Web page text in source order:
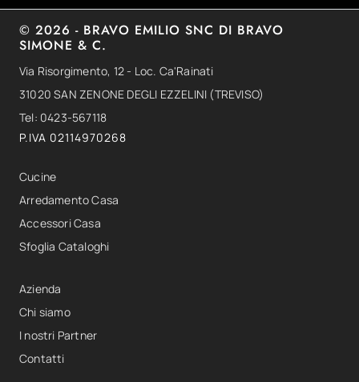
© 2026 - BRAVO EMILIO SNC DI BRAVO
SIMONE & C.
Via Risorgimento, 12 - Loc. Ca'Rainati
31020 SAN ZENONE DEGLI EZZELINI (TREVISO)
Tel: 0423-567118
P.IVA 02114970268
Cucine
Arredamento Casa
Accessori Casa
Sfoglia Cataloghi
Azienda
Chi siamo
I nostri Partner
Contatti